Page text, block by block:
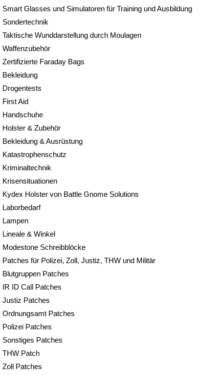
Smart Glasses und Simulatoren für Training und Ausbildung
Sondertechnik
Taktische Wunddarstellung durch Moulagen
Waffenzubehör
Zertifizierte Faraday Bags
Bekleidung
Drogentests
First Aid
Handschuhe
Holster & Zubehör
Bekleidung & Ausrüstung
Katastrophenschutz
Kriminaltechnik
Krisensituationen
Kydex Holster von Battle Gnome Solutions
Laborbedarf
Lampen
Lineale & Winkel
Modestone Schreibblöcke
Patches für Polizei, Zoll, Justiz, THW und Militär
Blutgruppen Patches
IR ID Call Patches
Justiz Patches
Ordnungsamt Patches
Polizei Patches
Sonstiges Patches
THW Patch
Zoll Patches